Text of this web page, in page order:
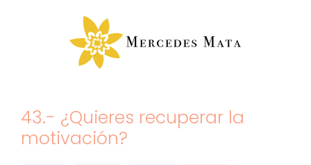
43.- ¿Quieres recuperar la
motivación?